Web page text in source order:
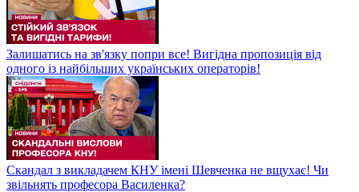
Залишатись на зв'язку попри все! Вигідна пропозиція від
одного із найбільших українських операторів!
Скандал з викладачем КНУ імені Шевченка не вщухає! Чи
звільнять професора Василенка?